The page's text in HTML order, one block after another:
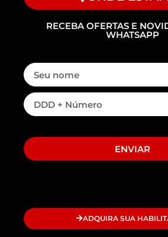
RECEBA OFERTAS E
WHATSAPP
ENVIAR
ADQUIRA SUA